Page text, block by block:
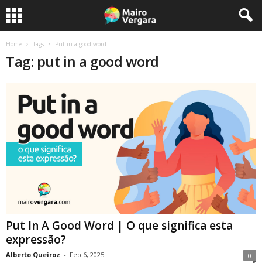
Home Tags Put in a good word
Tag: put in a good word
Put In A Good Word | O que significa esta
expressão?
Alberto Queiroz - Feb 6, 2025 0